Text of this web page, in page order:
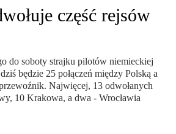
część rejsów
do soboty strajku pilotów niemieckiej
będzie 25 połączeń między Polską a
Najwięcej, 13 odwołanych
10 Krakowa, a dwa - Wrocławia